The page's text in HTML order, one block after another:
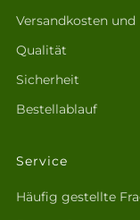
Versandkosten und
Qualität
Sicherheit
Bestellablauf
Service
Häufig gestellte